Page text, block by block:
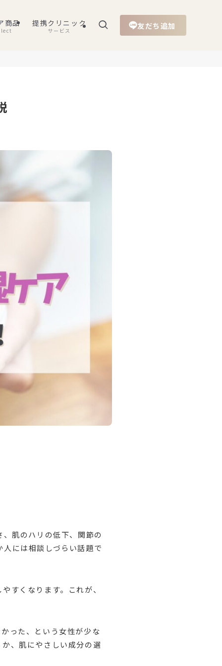
商品 提携クリニック
サービス 友だち追加
肌のハリの低下、関節の
には相談しづらい話題で
すくなります。これが、
った、という女性が少な
、肌にやさしい成分の選